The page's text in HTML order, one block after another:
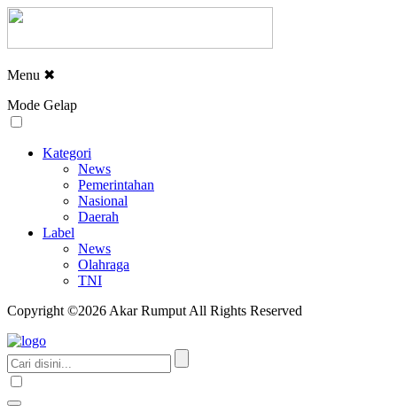
Menu ✖
Mode Gelap
Kategori
News
Pemerintahan
Nasional
Daerah
Label
News
Olahraga
TNI
Copyright ©2026 Akar Rumput All Rights Reserved